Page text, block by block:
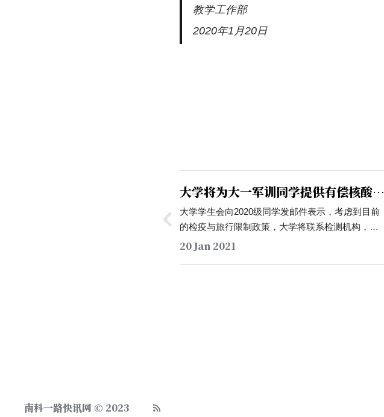
教学工作部
2020年1月20日
大学将为大一军训同学提供有偿核酸检
测服务
大学学生会向2020级同学发邮件表示，考虑到目前
的检疫与旅行限制政策，大学将联系检测机构，于
军训最后三天中的一天为同学提供有偿的核酸检测
20 Jan 2021
南科一路快讯网 © 2023